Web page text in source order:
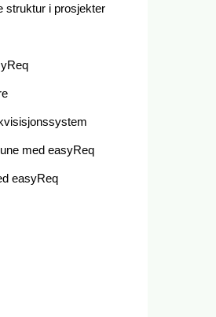
struktur i prosjekter
med easyReq
easyReq